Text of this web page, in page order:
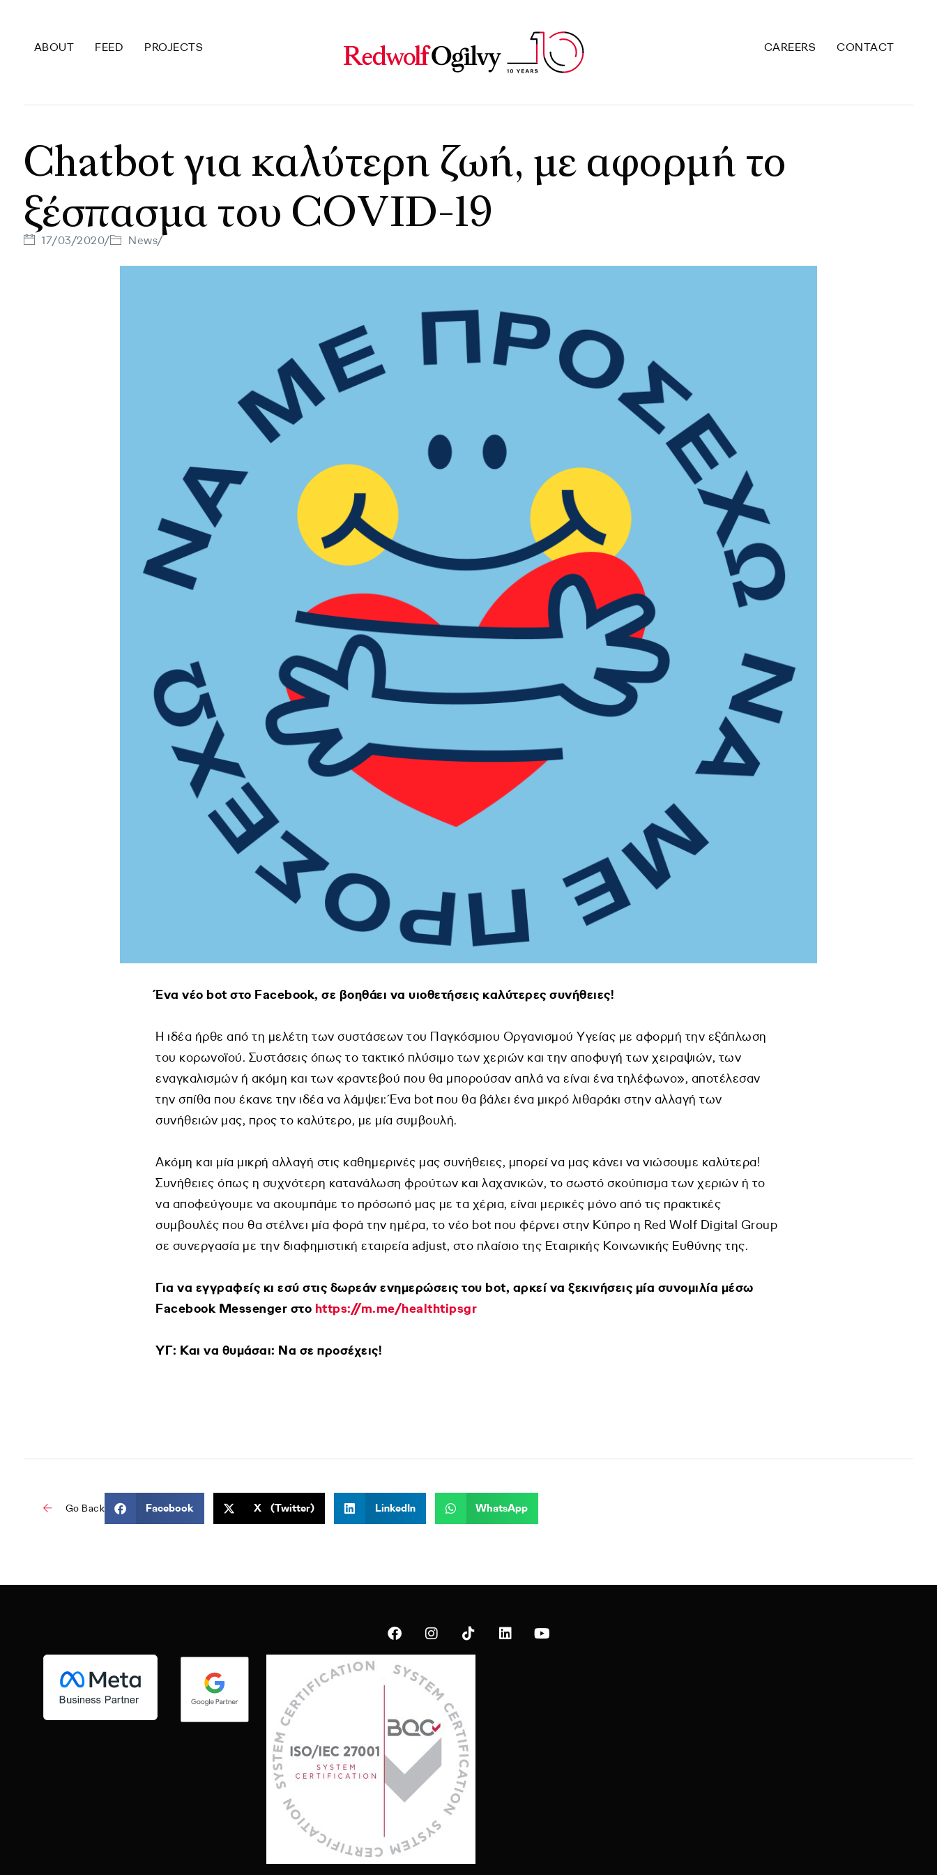
ABOUT FEED PROJECTS CAREERS CONTACT
Chatbot για καλύτερη ζωή, με αφορμή το
ξέσπασμα του COVID-19
17/03/2020/ News/
Ένα νέο bot στο Facebook, σε βοηθάει να υιοθετήσεις καλύτερες συνήθειες!
Η ιδέα ήρθε από τη μελέτη των συστάσεων του Παγκόσμιου Οργανισμού Υγείας με αφορμή την εξάπλωση
του κορωνοϊού. Συστάσεις όπως το τακτικό πλύσιμο των χεριών και την αποφυγή των χειραψιών, των
εναγκαλισμών ή ακόμη και των «ραντεβού που θα μπορούσαν απλά να είναι ένα τηλέφωνο», αποτέλεσαν
την σπίθα που έκανε την ιδέα να λάμψει: Ένα bot που θα βάλει ένα μικρό λιθαράκι στην αλλαγή των
συνήθειών μας, προς το καλύτερο, με μία συμβουλή.
Ακόμη και μία μικρή αλλαγή στις καθημερινές μας συνήθειες, μπορεί να μας κάνει να νιώσουμε καλύτερα!
Συνήθειες όπως η συχνότερη κατανάλωση φρούτων και λαχανικών, το σωστό σκούπισμα των χεριών ή το
να αποφεύγουμε να ακουμπάμε το πρόσωπό μας με τα χέρια, είναι μερικές μόνο από τις πρακτικές
συμβουλές που θα στέλνει μία φορά την ημέρα, το νέο bot που φέρνει στην Κύπρο η Red Wolf Digital Group
σε συνεργασία με την διαφημιστική εταιρεία adjust, στο πλαίσιο της Εταιρικής Κοινωνικής Ευθύνης της.
Για να εγγραφείς κι εσύ στις δωρεάν ενημερώσεις του bot, αρκεί να ξεκινήσεις μία συνομιλία μέσω
Facebook Μessenger στο https://m.me/healthtipsgr
ΥΓ: Και να θυμάσαι: Nα σε προσέχεις!
Go Back Facebook X (Twitter) LinkedIn WhatsApp